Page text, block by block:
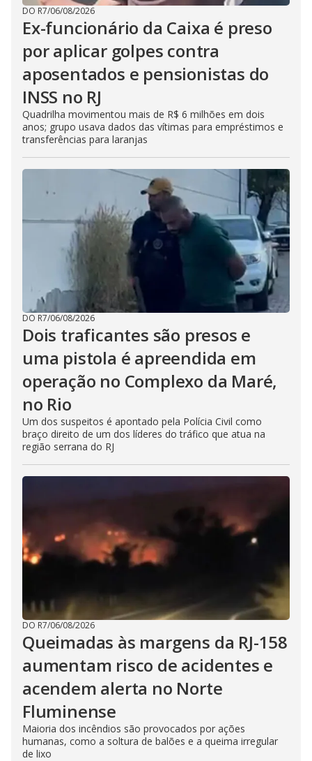
DO R7/06/08/2026
Ex-funcionário da Caixa é preso
por aplicar golpes contra
aposentados e pensionistas do
INSS no RJ
Quadrilha movimentou mais de R$ 6 milhões em dois
anos; grupo usava dados das vítimas para empréstimos e
transferências para laranjas
DO R7/06/08/2026
Dois traficantes são presos e
uma pistola é apreendida em
operação no Complexo da Maré,
no Rio
Um dos suspeitos é apontado pela Polícia Civil como
braço direito de um dos líderes do tráfico que atua na
região serrana do RJ
DO R7/06/08/2026
Queimadas às margens da RJ-158
aumentam risco de acidentes e
acendem alerta no Norte
Fluminense
Maioria dos incêndios são provocados por ações
humanas, como a soltura de balões e a queima irregular
de lixo